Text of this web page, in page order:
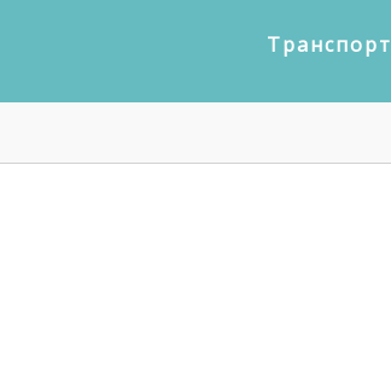
Транспорт